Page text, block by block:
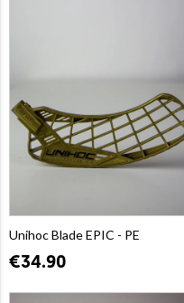
Unihoc Blade EPIC - PE
€34.90